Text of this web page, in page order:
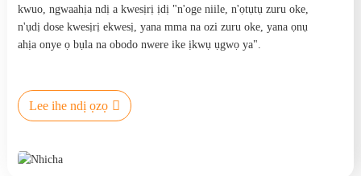
kwuo, ngwaahịa ndị a kwesịrị ịdị "n'oge niile, n'ọtụtụ zuru oke,
n'ụdị dose kwesịrị ekwesị, yana mma na ozi zuru oke, yana ọnụ
ahịa onye ọ bụla na obodo nwere ike ịkwụ ụgwọ ya".
Lee ihe ndị ọzọ